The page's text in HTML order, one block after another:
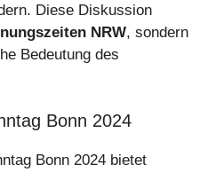
Diese Diskussion
NRW, sondern
Bedeutung des
Bonn 2024
Bonn 2024 bietet